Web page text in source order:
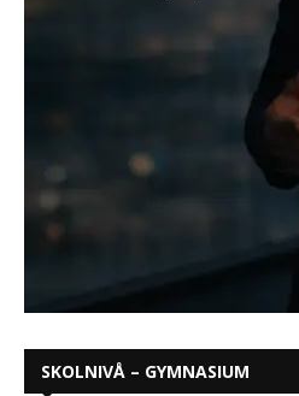
SKOLNIVÅ – GYMNASIUM